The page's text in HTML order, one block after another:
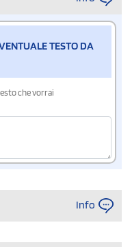
TESTO DA
che vorrai
Info